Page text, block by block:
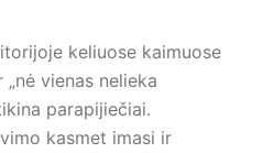
keliuose kaimuose
vienas nelieka
parapijiečiai.
kasmet imasi ir